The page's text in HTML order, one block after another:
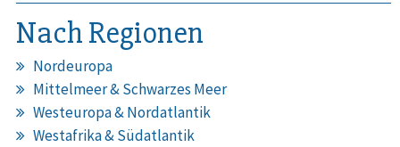
Nach Regionen
Nordeuropa
Mittelmeer & Schwarzes Meer
Westeuropa & Nordatlantik
Westafrika & Südatlantik